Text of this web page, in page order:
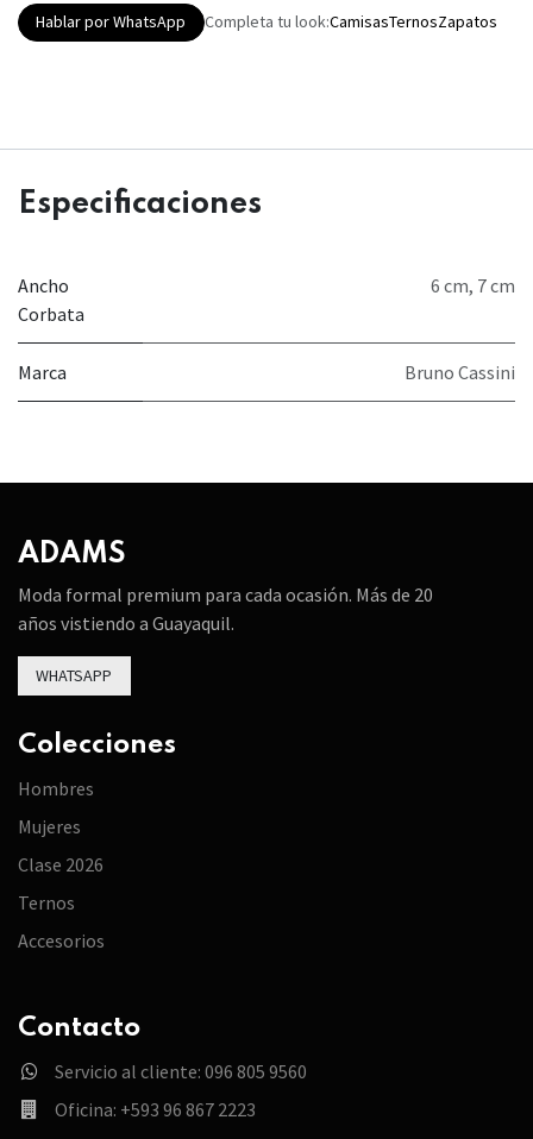
Hablar por WhatsApp Completa tu look:CamisasTernosZapatos
Especificaciones
Ancho
Corbata
6 cm, 7 cm
Marca Bruno Cassini
ADAMS
Moda formal premium para cada ocasión. Más de 20
años vistiendo a Guayaquil.
WHATSAPP
Colecciones
Hombres
Mujeres
Clase 2026
Ternos
Accesorios
Contacto
Servicio al cliente: 096 805 9560
Oficina: +593 96 867 2223